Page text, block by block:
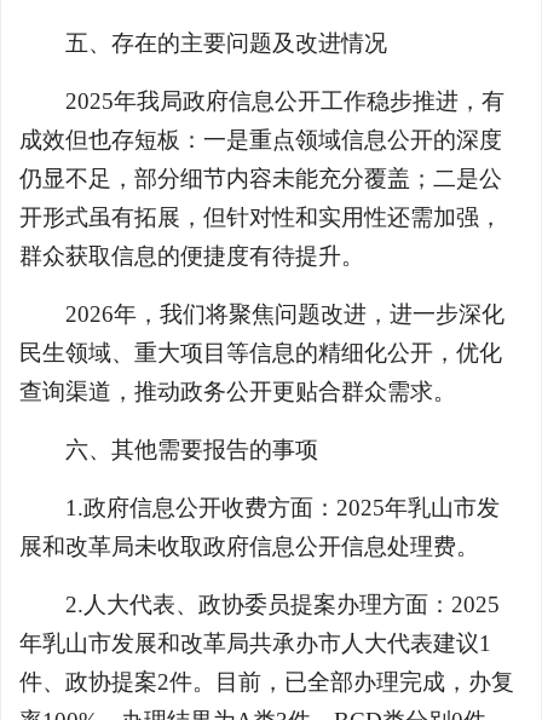
五、存在的主要问题及改进情况
2025年我局政府信息公开工作稳步推进，有
成效但也存短板：一是重点领域信息公开的深度
仍显不足，部分细节内容未能充分覆盖；二是公
开形式虽有拓展，但针对性和实用性还需加强，
群众获取信息的便捷度有待提升。
2026年，我们将聚焦问题改进，进一步深化
民生领域、重大项目等信息的精细化公开，优化
查询渠道，推动政务公开更贴合群众需求。
六、其他需要报告的事项
1.政府信息公开收费方面：2025年乳山市发
展和改革局未收取政府信息公开信息处理费。
2.人大代表、政协委员提案办理方面：2025
年乳山市发展和改革局共承办市人大代表建议1
件、政协提案2件。目前，已全部办理完成，办复